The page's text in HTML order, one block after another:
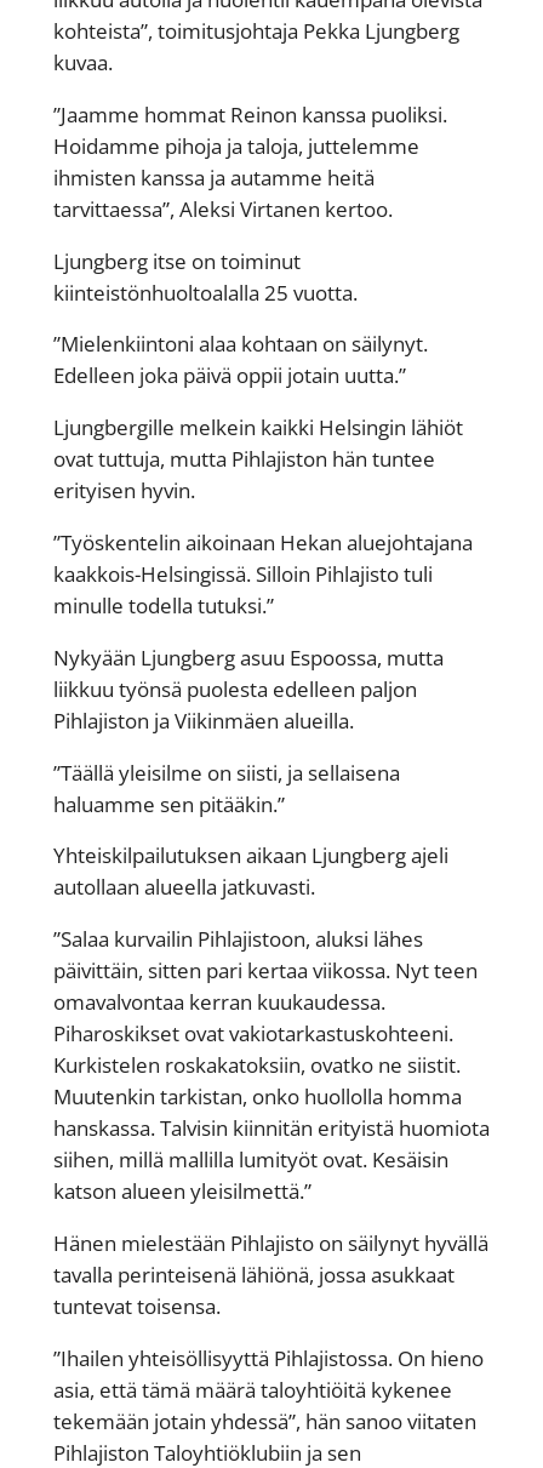
kohteista”, toimitusjohtaja Pekka Ljungberg
kuvaa.
”Jaamme hommat Reinon kanssa puoliksi.
Hoidamme pihoja ja taloja, juttelemme
ihmisten kanssa ja autamme heitä
tarvittaessa”, Aleksi Virtanen kertoo.
Ljungberg itse on toiminut
kiinteistönhuoltoalalla 25 vuotta.
”Mielenkiintoni alaa kohtaan on säilynyt.
Edelleen joka päivä oppii jotain uutta.”
Ljungbergille melkein kaikki Helsingin lähiöt
ovat tuttuja, mutta Pihlajiston hän tuntee
erityisen hyvin.
”Työskentelin aikoinaan Hekan aluejohtajana
kaakkois-Helsingissä. Silloin Pihlajisto tuli
minulle todella tutuksi.”
Nykyään Ljungberg asuu Espoossa, mutta
liikkuu työnsä puolesta edelleen paljon
Pihlajiston ja Viikinmäen alueilla.
”Täällä yleisilme on siisti, ja sellaisena
haluamme sen pitääkin.”
Yhteiskilpailutuksen aikaan Ljungberg ajeli
autollaan alueella jatkuvasti.
”Salaa kurvailin Pihlajistoon, aluksi lähes
päivittäin, sitten pari kertaa viikossa. Nyt teen
omavalvontaa kerran kuukaudessa.
Piharoskikset ovat vakiotarkastuskohteeni.
Kurkistelen roskakatoksiin, ovatko ne siistit.
Muutenkin tarkistan, onko huollolla homma
hanskassa. Talvisin kiinnitän erityistä huomiota
siihen, millä mallilla lumityöt ovat. Kesäisin
katson alueen yleisilmettä.”
Hänen mielestään Pihlajisto on säilynyt hyvällä
tavalla perinteisenä lähiönä, jossa asukkaat
tuntevat toisensa.
”Ihailen yhteisöllisyyttä Pihlajistossa. On hieno
asia, että tämä määrä taloyhtiöitä kykenee
tekemään jotain yhdessä”, hän sanoo viitaten
Pihlajiston Taloyhtiöklubiin ja sen